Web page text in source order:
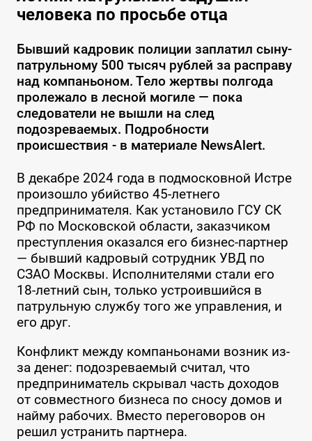
человека по просьбе отца
Бывший кадровик полиции заплатил сыну-
патрульному 500 тысяч рублей за расправу
над компаньоном. Тело жертвы полгода
пролежало в лесной могиле — пока
следователи не вышли на след
подозреваемых. Подробности
происшествия - в материале NewsAlert.
В декабре 2024 года в подмосковной Истре
произошло убийство 45-летнего
предпринимателя. Как установило ГСУ СК
РФ по Московской области, заказчиком
преступления оказался его бизнес-партнер
— бывший кадровый сотрудник УВД по
СЗАО Москвы. Исполнителями стали его
18-летний сын, только устроившийся в
патрульную службу того же управления, и
его друг.
Конфликт между компаньонами возник из-
за денег: подозреваемый считал, что
предприниматель скрывал часть доходов
от совместного бизнеса по сносу домов и
найму рабочих. Вместо переговоров он
решил устранить партнера.